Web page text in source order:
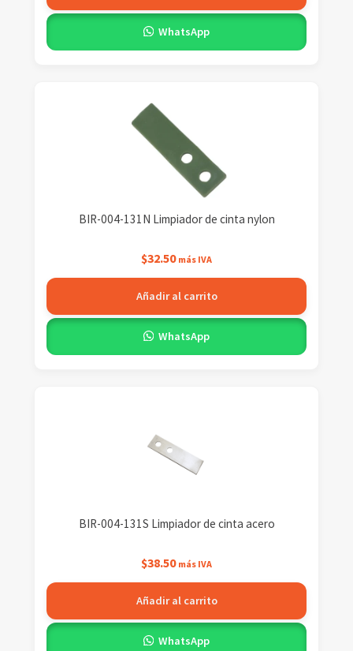
WhatsApp
BIR-004-131N Limpiador de cinta nylon
$32.50 más IVA
Añadir al carrito
WhatsApp
BIR-004-131S Limpiador de cinta acero
$38.50 más IVA
Añadir al carrito
WhatsApp